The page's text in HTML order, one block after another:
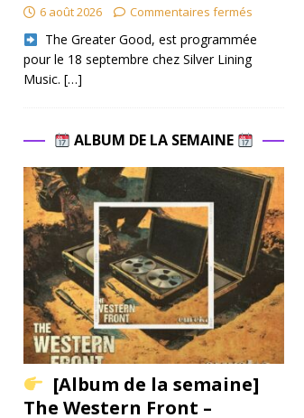
6 août 2026 Commentaires fermés
​ The Greater Good, est programmée
pour le 18 septembre chez Silver Lining
Music. […]
ALBUM DE LA SEMAINE
[Album de la semaine]
The Western Front –